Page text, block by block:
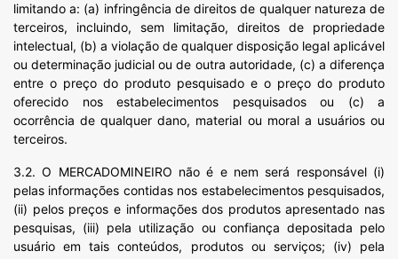
limitando a: (a) infringência de direitos de qualquer natureza de
terceiros, incluindo, sem limitação, direitos de propriedade
intelectual, (b) a violação de qualquer disposição legal aplicável
ou determinação judicial ou de outra autoridade, (c) a diferença
entre o preço do produto pesquisado e o preço do produto
oferecido nos estabelecimentos pesquisados ou (c) a
ocorrência de qualquer dano, material ou moral a usuários ou
terceiros.
3.2. O MERCADOMINEIRO não é e nem será responsável (i)
pelas informações contidas nos estabelecimentos pesquisados,
(ii) pelos preços e informações dos produtos apresentado nas
pesquisas, (iii) pela utilização ou confiança depositada pelo
usuário em tais conteúdos, produtos ou serviços; (iv) pela